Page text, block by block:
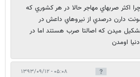
اکثر صربهاي مهاجر حالا در هر کشوري که
دارن درصدي از نيروهاي داعش در
ميدن که اصالتا صرب هستند اما در
اومدن
۰۵:۰۸ - ۱۳۹۳/۰۹/۱۲